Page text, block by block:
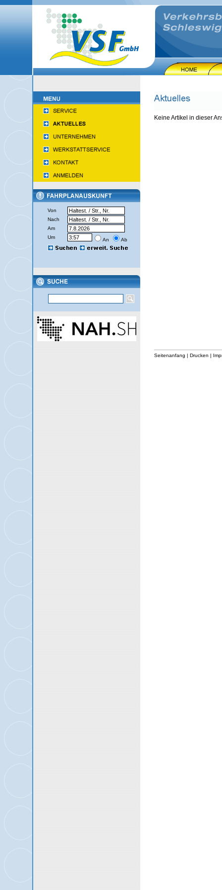
Von
Nach
Am
Um
An Ab
Keine Artikel in dieser
Seitenanfang | Drucken |